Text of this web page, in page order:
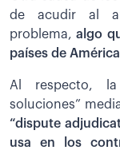
de acudir al
problema, algo
países de
Al respecto, la
soluciones”
“dispute
usa en los